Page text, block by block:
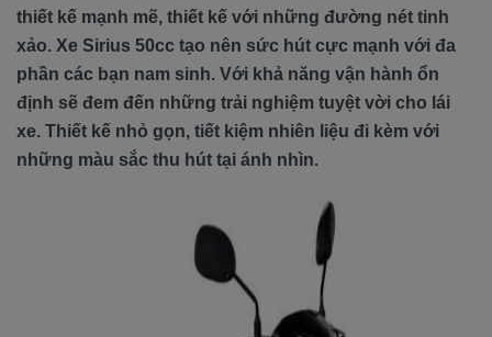
thiết kế mạnh mẽ, thiết kế với những đường nét tinh
xảo. Xe Sirius 50cc tạo nên sức hút cực mạnh với đa
phần các bạn nam sinh. Với khả năng vận hành ổn
định sẽ đem đến những trải nghiệm tuyệt vời cho lái
xe. Thiết kế nhỏ gọn, tiết kiệm nhiên liệu đi kèm với
những màu sắc thu hút tại ánh nhìn.